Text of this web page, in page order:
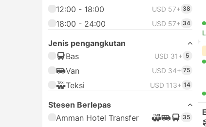
12:00 - 18:00 USD 57+ 38
18:00 - 24:00 USD 57+ 34
Jenis pengangkutan
Bas
USD 31+ 5
Van USD 34+ 75
Teksi USD 113+ 14
Stesen Berlepas
Amman Hotel Transfer
35